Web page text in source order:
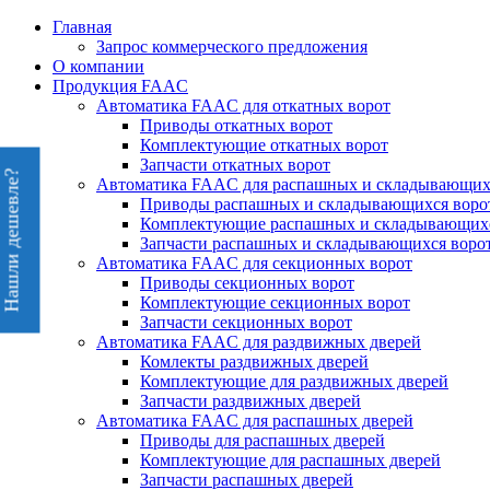
Перейти
содержимому
Главная
Запрос коммерческого предложения
О компании
Продукция FAAC
Автоматика FAAC для откатных ворот
Приводы откатных ворот
Комплектующие откатных ворот
Запчасти откатных ворот
Автоматика FAAC для распашных и
Приводы распашных и складывающихся
Комплектующие распашных и
Запчасти распашных и складывающихся
Автоматика FAAC для секционных ворот
Приводы секционных ворот
Комплектующие секционных ворот
Запчасти секционных ворот
Автоматика FAAC для раздвижных дверей
Комлекты раздвижных дверей
Комплектующие для раздвижных дверей
Запчасти раздвижных дверей
Автоматика FAAC для распашных дверей
Приводы для распашных дверей
Комплектующие для распашных дверей
Запчасти распашных дверей
Нашли дешевле?